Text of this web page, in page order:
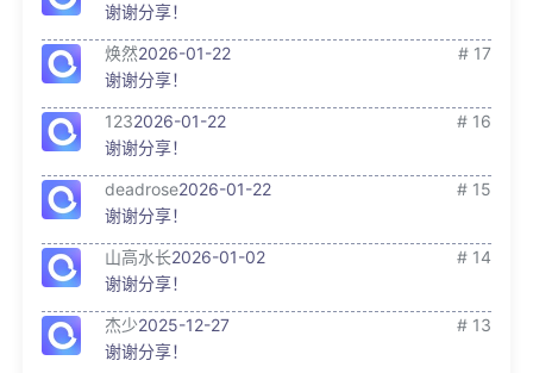
谢谢分享！
焕然2026-01-22
# 17
谢谢分享！
1232026-01-22
# 16
谢谢分享！
deadrose2026-01-22
# 15
谢谢分享！
山高水长2026-01-02
# 14
谢谢分享！
杰少2025-12-27
# 13
谢谢分享！